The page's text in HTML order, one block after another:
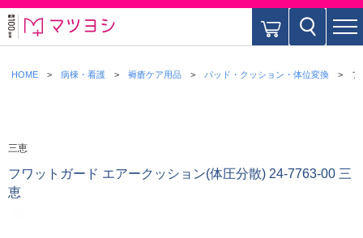
HOME 病棟・看護 褥瘡ケア用品 パッド・クッション・体位変換 フ
三恵
フワットガード エアークッション(体圧分散) 24-7763-00 三
恵